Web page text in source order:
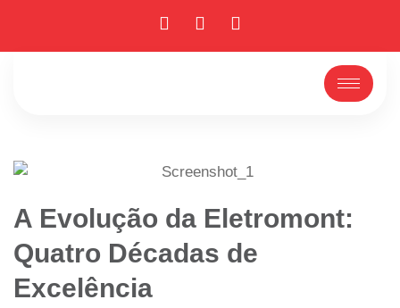
A Evolução da Eletromont:
Quatro Décadas de
Excelência